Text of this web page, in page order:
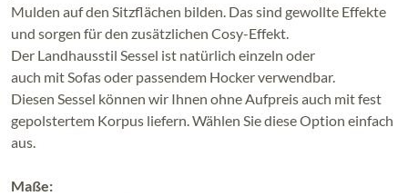
Mulden auf den Sitzflächen bilden. Das sind gewollte Effekte
und sorgen für den zusätzlichen Cosy-Effekt.
Der Landhausstil Sessel ist natürlich einzeln oder
auch mit Sofas oder passendem Hocker verwendbar.
Diesen Sessel können wir Ihnen ohne Aufpreis auch mit fest
gepolstertem Korpus liefern. Wählen Sie diese Option einfach
aus.
Maße: